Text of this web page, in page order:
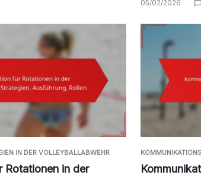
05/02/2026
IN DER VOLLEYBALLABWEHR
Rotationen in der